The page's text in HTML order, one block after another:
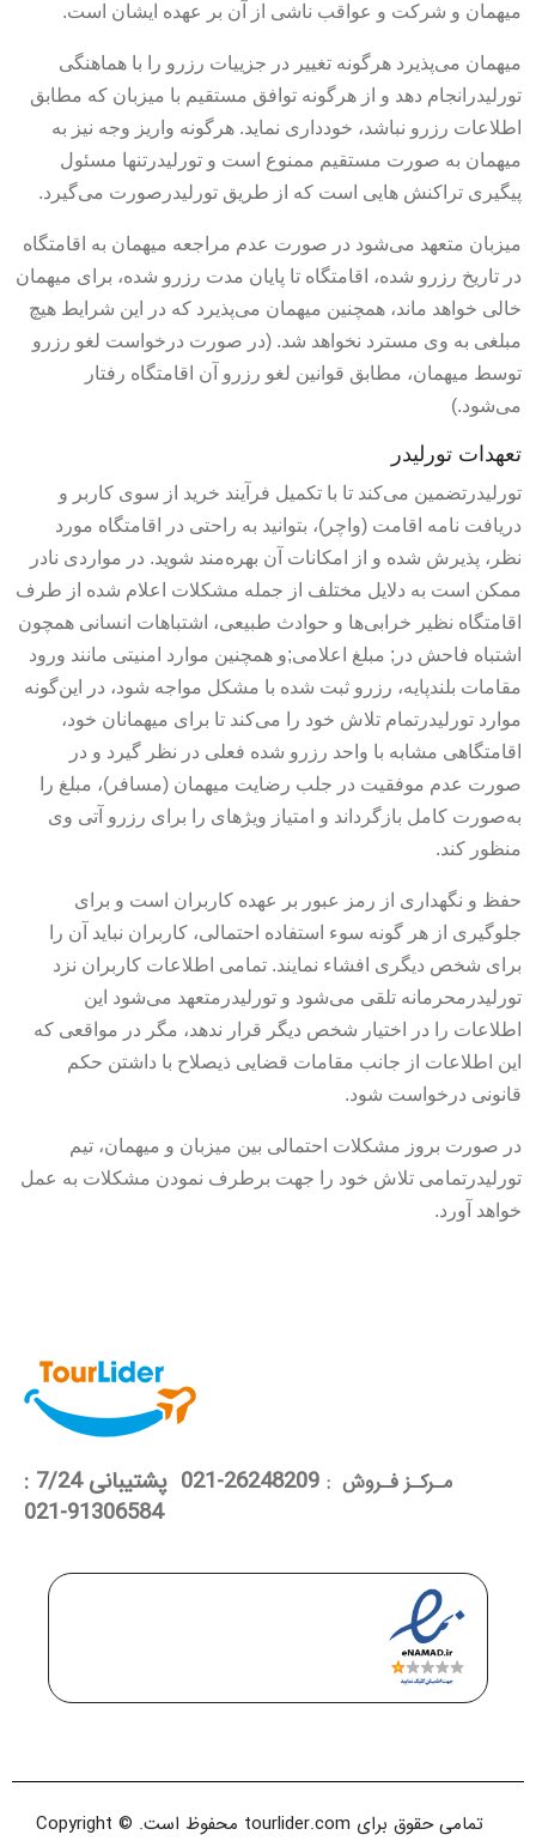
میهمان و شرکت و عواقب ناشی از آن بر عهده ایشان است.
میهمان می‌پذیرد هرگونه تغییر در جزییات رزرو را با هماهنگی
تورلیدرانجام دهد و از هرگونه توافق مستقیم با میزبان که مطابق
اطلاعات رزرو نباشد، خودداری نماید. هرگونه واریز وجه نیز به
میهمان به صورت مستقیم ممنوع است و تورلیدرتنها مسئول
پیگیری تراکنش هایی است که از طریق تورلیدرصورت می‌گیرد.
میزبان متعهد می‌شود در صورت عدم مراجعه میهمان به اقامتگاه
در تاریخ رزرو شده، اقامتگاه تا پایان مدت رزرو شده، برای میهمان
خالی خواهد ماند، همچنین میهمان می‌پذیرد که در این شرایط هیچ‌
مبلغی به وی مسترد نخواهد شد. (در صورت درخواست لغو رزرو
توسط میهمان، مطابق قوانین لغو رزرو آن اقامتگاه رفتار
می‌شود.)
تعهدات تورلیدر
تورلیدرتضمین می‌کند تا با تکمیل فرآیند خرید از سوی کاربر و
دریافت نامه اقامت (واچر)، بتوانید به راحتی در اقامتگاه مورد
نظر، پذیرش شده و از امکانات آن بهره‌مند شوید. در مواردی نادر
ممکن است به دلایل مختلف از جمله مشکلات اعلام شده از طرف
اقامتگاه نظیر خرابی‌ها و حوادث طبیعی، اشتباهات انسانی همچون
اشتباه فاحش در; مبلغ اعلامی;و همچنین موارد امنیتی مانند ورود
مقامات بلندپایه، رزرو ثبت شده با مشکل مواجه شود، در این‌گونه
موارد تورلیدرتمام تلاش خود را می‌کند تا برای میهمانان خود،
اقامتگاهی مشابه با واحد رزرو شده فعلی در نظر گیرد و در
صورت عدم موفقیت در جلب رضایت میهمان (مسافر)، مبلغ را
به‌صورت کامل بازگرداند و امتیاز ویژهای را برای رزرو آتی وی
منظور کند.
حفظ و نگهداری از رمز عبور بر عهده کاربران است و برای
جلوگیری از هر گونه سوء استفاده احتمالی، کاربران نباید آن را
برای شخص دیگری افشاء نمایند. تمامی اطلاعات کاربران نزد
تورلیدرمحرمانه تلقی می‌شود و تورلیدرمتعهد می‌شود این
اطلاعات را در اختیار شخص دیگر قرار ندهد، مگر در مواقعی که
این اطلاعات از جانب مقامات قضایی ذیصلاح با داشتن حکم
قانونی درخواست شود.
در صورت بروز مشکلات احتمالی بین میزبان و میهمان، تیم
تورلیدرتمامی تلاش خود را جهت برطرف نمودن مشکلات به عمل
خواهد آورد.
مـرکـز فـروش :
26248209-021 پشتیبانی 7/24 :
91306584-021
تمامی حقوق برای tourlider.com محفوظ است. Copyright ©